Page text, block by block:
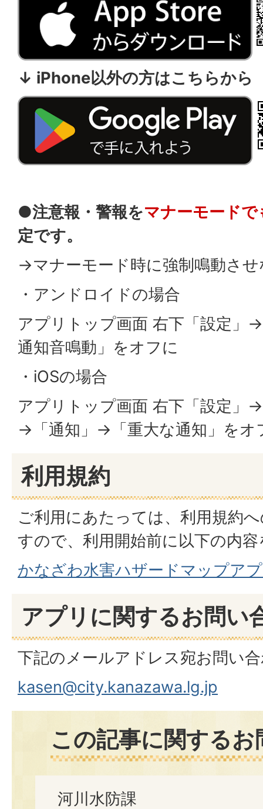
↓ iPhone以外の方はこちらから
●注意報・警報をマナーモードで
定です。
→マナーモード時に強制鳴動させ
・アンドロイドの場合
アプリトップ画面 右下「設定」
通知音鳴動」をオフに
・iOSの場合
アプリトップ画面 右下「設定」
→「通知」→「重大な通知」をオ
利用規約
ご利用にあたっては、利用規約
すので、利用開始前に以下の内
かなざわ水害ハザードマップア
アプリに関するお問い
下記のメールアドレス宛お問い
kasen@city.kanazawa.lg.jp
この記事に関する
河川水防課